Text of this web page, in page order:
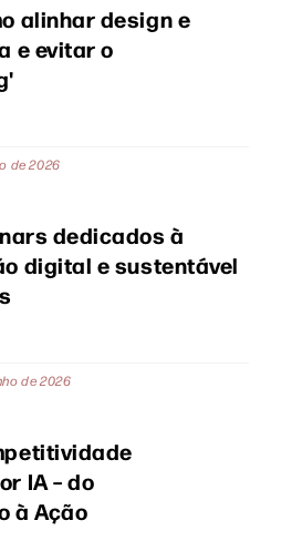
alinhar design e
e evitar o
de 2026
dedicados à
digital e sustentável
de 2026
IA – do
à Ação